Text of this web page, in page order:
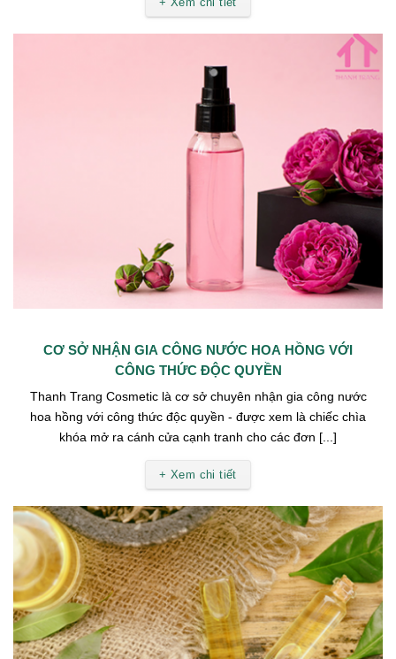
CƠ SỞ NHẬN GIA CÔNG NƯỚC HOA HỒNG VỚI
CÔNG THỨC ĐỘC QUYỀN
Thanh Trang Cosmetic là cơ sở chuyên nhận gia công nước
hoa hồng với công thức độc quyền - được xem là chiếc chìa
khóa mở ra cánh cửa cạnh tranh cho các đơn [...]
+ Xem chi tiết